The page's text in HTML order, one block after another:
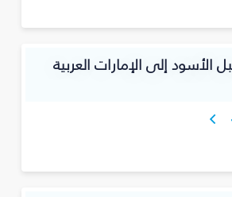
الأسود إلى الإمارات العربية